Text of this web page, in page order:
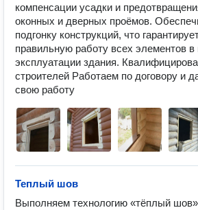
компенсации усадки и
оконных и дверных проёмов.
подгонку конструкций, что
правильную работу всех элементов в
эксплуатации здания.
строителей Работаем по договору и
свою работу
Теплый шов
Выполняем технологию «тёплый